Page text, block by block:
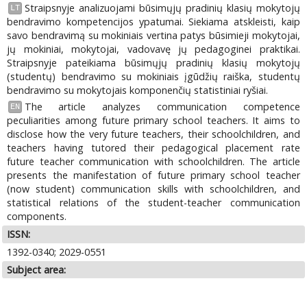
LT Straipsnyje analizuojami būsimųjų pradinių klasių mokytojų
bendravimo kompetencijos ypatumai. Siekiama atskleisti, kaip
savo bendravimą su mokiniais vertina patys būsimieji mokytojai,
jų mokiniai, mokytojai, vadovavę jų pedagoginei praktikai.
Straipsnyje pateikiama būsimųjų pradinių klasių mokytojų
(studentų) bendravimo su mokiniais įgūdžių raiška, studentų
bendravimo su mokytojais komponenčių statistiniai ryšiai.
EN
The article analyzes communication competence
peculiarities among future primary school teachers. It aims to
disclose how the very future teachers, their schoolchildren, and
teachers having tutored their pedagogical placement rate
future teacher communication with schoolchildren. The article
presents the manifestation of future primary school teacher
(now student) communication skills with schoolchildren, and
statistical relations of the student-teacher communication
components.
ISSN:
1392-0340; 2029-0551
Subject area: